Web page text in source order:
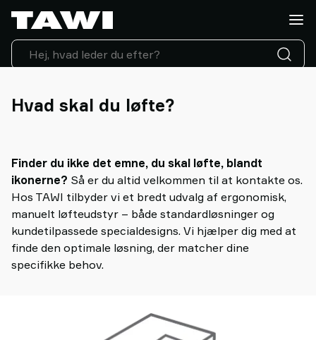
Hvad skal du løfte?
Finder du ikke det emne, du skal løfte, blandt
ikonerne? Så er du altid velkommen til at kontakte os.
Hos TAWI tilbyder vi et bredt udvalg af ergonomisk,
manuelt løfteudstyr – både standardløsninger og
kundetilpassede specialdesigns. Vi hjælper dig med at
finde den optimale løsning, der matcher dine
specifikke behov.
Hvad
skal
du
løfte?
Kundecases
Lifting
Insights
Kontakt
os
Hvorfor
vælge